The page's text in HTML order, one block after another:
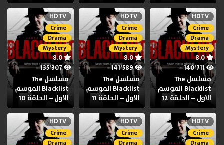
HDTV
Crime
Drama
Mystery
8.0
140٬711
مسلسل The
Blacklist الموسم
الاول – الحلقة 12
HDTV
Crime
Drama
Mystery
8.0
141٬589
مسلسل The
Blacklist الموسم
الاول – الحلقة 11
HDTV
Crime
Drama
Mystery
8.0
135٬307
مسلسل The
Blacklist الموسم
الاول – الحلقة 10
HDTV
Crime
HDTV
Crime
HDTV
Crime